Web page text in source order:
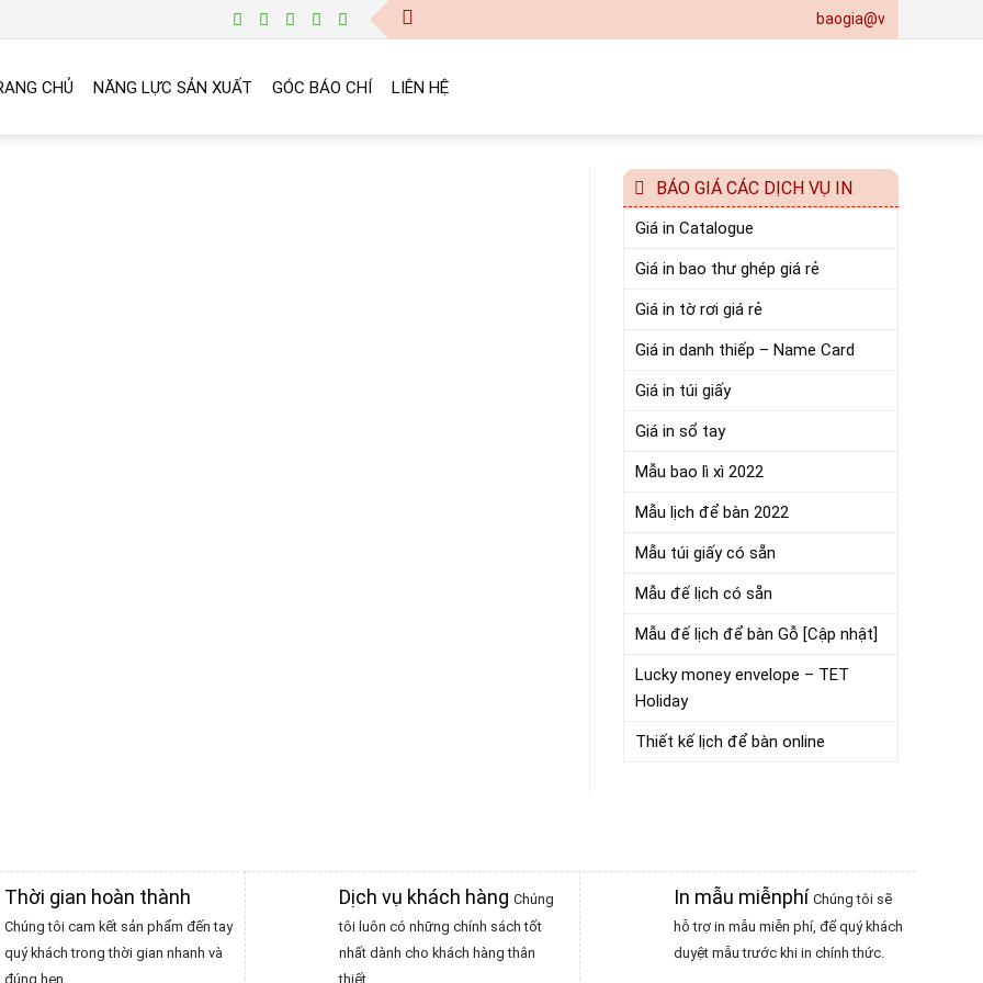
baogia@vinanetco.com |
CHỦ NĂNG LỰC SẢN XUẤT GÓC BÁO CHÍ LIÊN HỆ
BÁO GIÁ CÁC DỊCH VỤ IN
Giá in Catalogue
Giá in bao thư ghép giá rẻ
Giá in tờ rơi giá rẻ
Giá in danh thiếp – Name Card
Giá in túi giấy
Giá in sổ tay
Mẫu bao lì xì 2022
Mẫu lịch để bàn 2022
Mẫu túi giấy có sẵn
Mẫu đế lịch có sẵn
Mẫu đế lịch để bàn Gỗ [Cập nhật]
Lucky money envelope – TET
Holiday
Thiết kế lịch để bàn online
Thời gian hoàn thành
Chúng tôi cam kết sản phẩm đến tay
quý khách trong thời gian nhanh và
đúng hẹn
Dịch vụ khách hàngChúng
tôi luôn có những chính sách tốt
nhất dành cho khách hàng thân
thiết.
In mẫu miễnphíChúng tôi sẽ
hỗ trợ in mẫu miễn phí, để quý khách
duyệt mẫu trước khi in chính thức.